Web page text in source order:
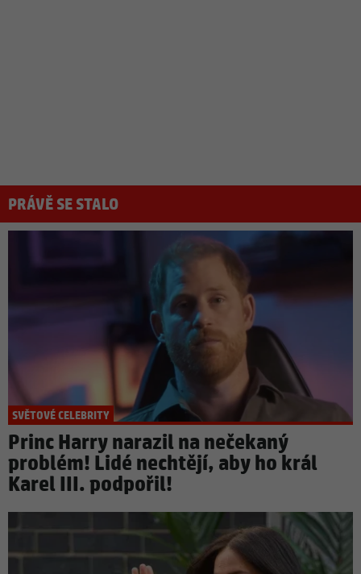
PRÁVĚ SE STALO
SVĚTOVÉ CELEBRITY
Princ Harry narazil na nečekaný
problém! Lidé nechtějí, aby ho král
Karel III. podpořil!